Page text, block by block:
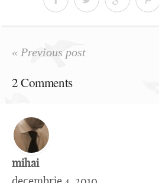
« Previous post
2 Comments
mihai